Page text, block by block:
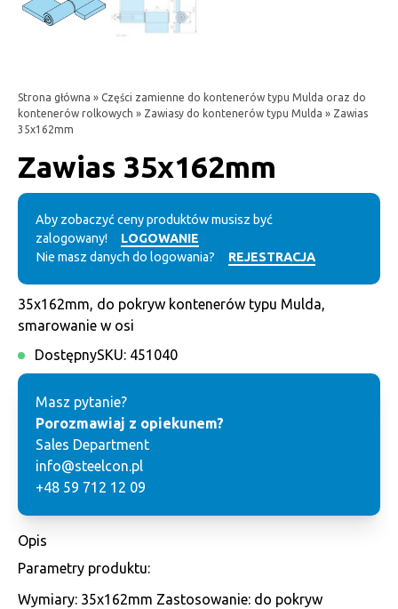
Strona główna » Części zamienne do kontenerów typu Mulda oraz do
kontenerów rolkowych » Zawiasy do kontenerów typu Mulda » Zawias
35x162mm
Zawias 35x162mm
Aby zobaczyć ceny produktów musisz być
zalogowany!
LOGOWANIE
Nie masz danych do logowania?
REJESTRACJA
35x162mm, do pokryw kontenerów typu Mulda,
smarowanie w osi
DostępnySKU: 451040
Masz pytanie?
Porozmawiaj z opiekunem?
Sales Department
info@steelcon.pl
+48 59 712 12 09
Opis
Parametry produktu:
Wymiary: 35x162mm Zastosowanie: do pokryw